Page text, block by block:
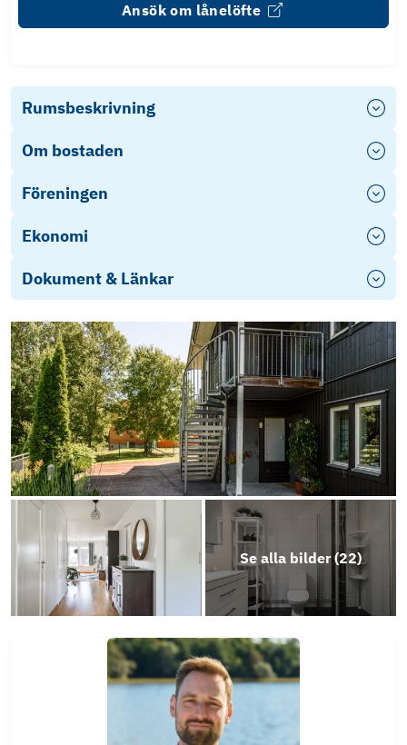
Ansök om lånelöfte
Rumsbeskrivning
Om bostaden
Föreningen
Ekonomi
Dokument & Länkar
Stadgar
Årsredovisning 2024
Se alla bilder (22)